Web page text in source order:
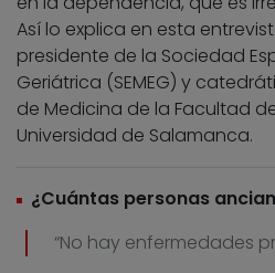
Así lo explica en esta
presidente de la Sociedad
Geriátrica (SEMEG) y
de Medicina de la Facultad
Universidad de Salamanca.
¿Cuántas personas
“No hay enfermedades